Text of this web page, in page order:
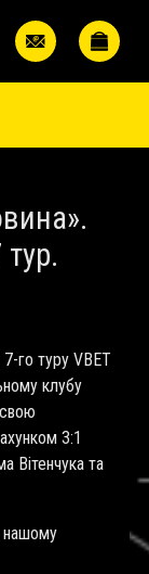
го туру VBET
клубу
3:1
Вітенчука та
нашому